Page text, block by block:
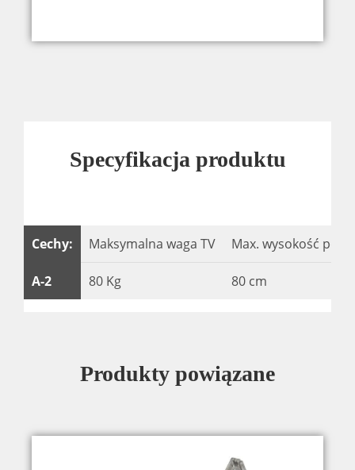
Specyfikacja produktu
Cechy:
A-2
Maksymalna waga TV
80 Kg
Max. wysokość
80 cm
Produkty powiązane